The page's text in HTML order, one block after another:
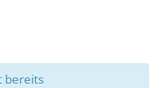
bereits